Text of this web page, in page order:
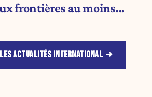
frontières au moins
ACTUALITÉS INTERNATIONAL